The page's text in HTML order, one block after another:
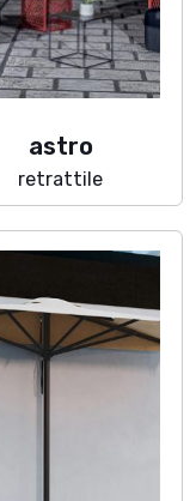
astro
retrattile